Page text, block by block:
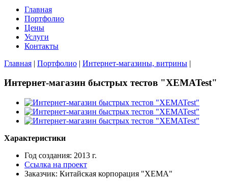
Главная
Портфолио
Цены
Услуги
Контакты
Главная | Портфолио | Интернет-магазины, витрины |
Интернет-магазин быстрых тестов "XEMATest"
Характеристики
Год создания: 2013 г.
Ссылка на проект
Заказчик: Китайская корпорация "ХЕМА"